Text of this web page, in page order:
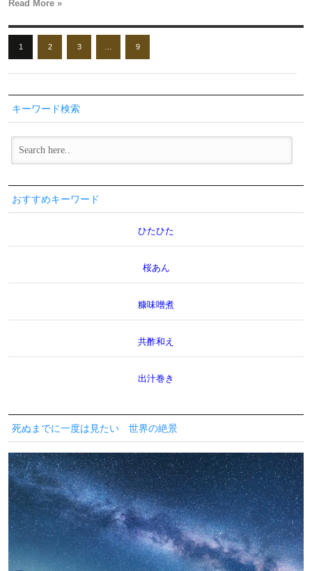
Read More »
1 2 3 9
キーワード検索
おすすめキーワード
ひたひた
桜あん
糠味噌煮
共酢和え
出汁巻き
死ぬまでに一度は見たい 世界の絶景